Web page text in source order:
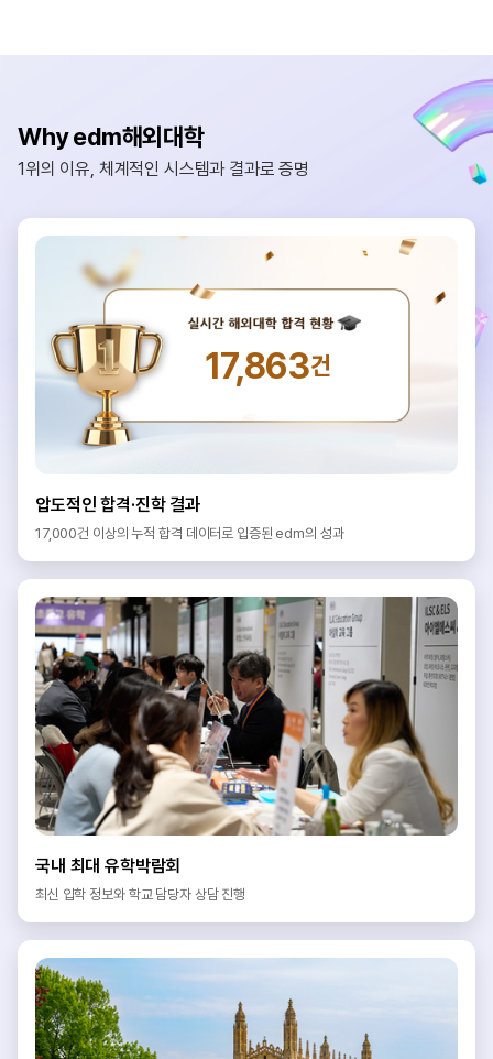
Why edm해외대학
1위의 이유, 체계적인 시스템과 결과로 증명
압도적인 합격·진학 결과
17,000건 이상의 누적 합격 데이터로 입증된 edm의 성과
17,863건
국내 최대 유학박람회
최신 입학 정보와 학교 담당자 상담 진행